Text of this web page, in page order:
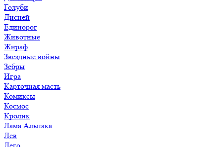
Голуби
Дисней
Единорог
Животные
Жираф
Звёздные войны
Зебры
Игра
Карточная масть
Комиксы
Космос
Кролик
Лама Альпака
Лев